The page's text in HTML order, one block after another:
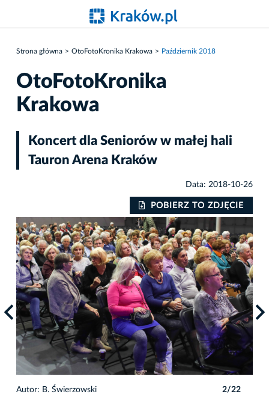
Strona główna OtoFotoKronika Krakowa Październik 2018
OtoFotoKronika
Krakowa
Koncert dla Seniorów w małej hali
Tauron Arena Kraków
Data: 2018-10-26
POBIERZ TO ZDJĘCIE
Autor: B. Świerzowski 2/22